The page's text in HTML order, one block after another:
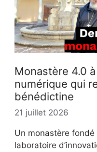
Monastère 4.0 à
numérique qui
bénédictine
21 juillet 2026
Un monastère
laboratoire